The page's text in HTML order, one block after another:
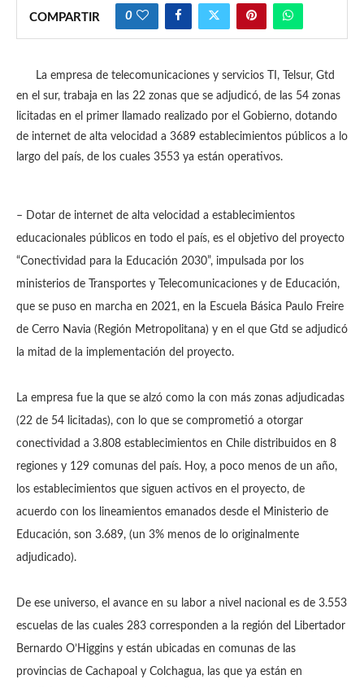
COMPARTIR 0
La empresa de telecomunicaciones y servicios TI, Telsur, Gtd
en el sur, trabaja en las 22 zonas que se adjudicó, de las 54 zonas
licitadas en el primer llamado realizado por el Gobierno, dotando
de internet de alta velocidad a 3689 establecimientos públicos a lo
largo del país, de los cuales 3553 ya están operativos.
– Dotar de internet de alta velocidad a establecimientos
educacionales públicos en todo el país, es el objetivo del proyecto
“Conectividad para la Educación 2030”, impulsada por los
ministerios de Transportes y Telecomunicaciones y de Educación,
que se puso en marcha en 2021, en la Escuela Básica Paulo Freire
de Cerro Navia (Región Metropolitana) y en el que Gtd se adjudicó
la mitad de la implementación del proyecto.
La empresa fue la que se alzó como la con más zonas adjudicadas
(22 de 54 licitadas), con lo que se comprometió a otorgar
conectividad a 3.808 establecimientos en Chile distribuidos en 8
regiones y 129 comunas del país. Hoy, a poco menos de un año,
los establecimientos que siguen activos en el proyecto, de
acuerdo con los lineamientos emanados desde el Ministerio de
Educación, son 3.689, (un 3% menos de lo originalmente
adjudicado).
De ese universo, el avance en su labor a nivel nacional es de 3.553
escuelas de las cuales 283 corresponden a la región del Libertador
Bernardo O’Higgins y están ubicadas en comunas de las
provincias de Cachapoal y Colchagua, las que ya están en